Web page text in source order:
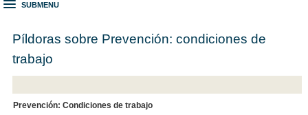
SUBMENU
Píldoras sobre Prevención: condiciones de
trabajo
Prevención: Condiciones de trabajo